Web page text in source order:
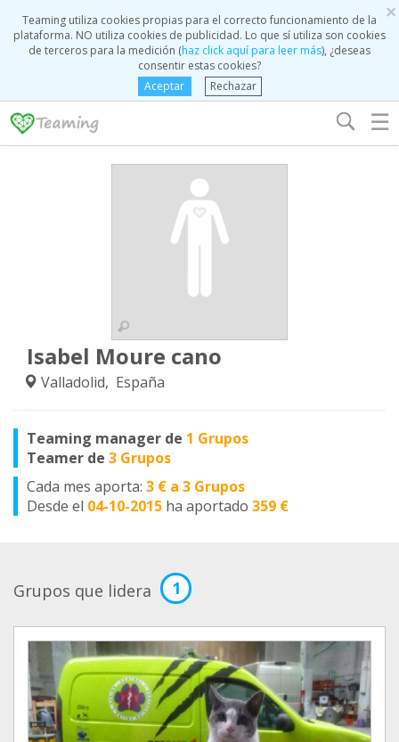
×
Teaming utiliza cookies propias para el correcto funcionamiento de la
plataforma. NO utiliza cookies de publicidad. Lo que sí utiliza son cookies
de terceros para la medición (haz click aquí para leer más), ¿deseas
consentir estas cookies?
Aceptar
Rechazar
☰
Isabel Moure cano
Valladolid, España
Teaming manager de 1 Grupos
Teamer de 3 Grupos
Cada mes aporta: 3 € a 3 Grupos
Desde el 04-10-2015 ha aportado 359 €
Grupos que lidera 1